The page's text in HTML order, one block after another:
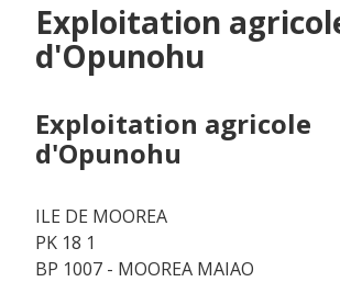
Exploitation
d'Opunohu
Exploitation agricole
d'Opunohu
ILE DE MOOREA
PK 18 1
BP 1007 - MOOREA MAIAO